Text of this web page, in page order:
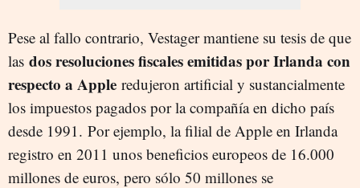
Pese al fallo contrario, Vestager mantiene su tesis de que
las dos resoluciones fiscales emitidas por Irlanda con
respecto a Apple redujeron artificial y sustancialmente
los impuestos pagados por la compañía en dicho país
desde 1991. Por ejemplo, la filial de Apple en Irlanda
registro en 2011 unos beneficios europeos de 16.000
millones de euros, pero sólo 50 millones se